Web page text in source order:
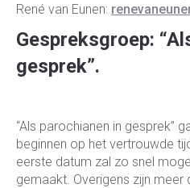
René van Eunen:
Gespreksgroep:
gesprek”.
“Als parochianen in gesprek”
beginnen op het vertrouwde
eerste datum zal zo snel
gemaakt. Overigens zijn meer